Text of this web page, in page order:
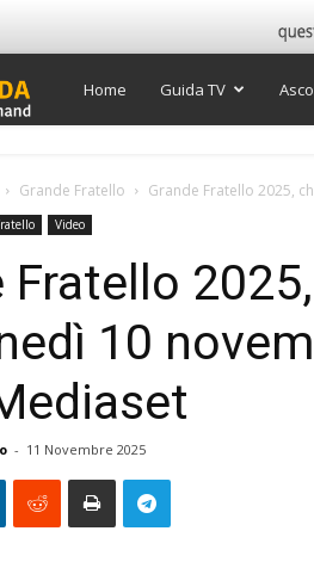
Super
TV
Home Guida TV
Grande Fratello Grande Fratello 2025,
Video
Fratello
10
- 11 Novembre 2025